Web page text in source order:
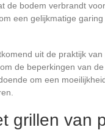
de bodem verbrandt
een gelijkmatige
uit de praktijk
de beperkingen van
om een
grillen van